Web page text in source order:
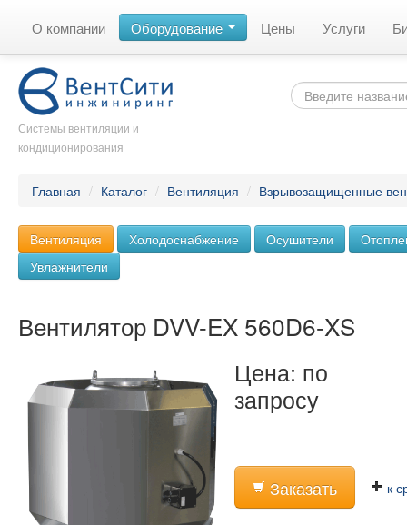
О компании Оборудование Цены Услуги
Системы вентиляции и
кондиционирования
Главная / Каталог / Вентиляция / Взрывозащищенные
Вентиляция Холодоснабжение Осушители
Увлажнители
Вентилятор DVV-EX 560D6-XS
Цена: по
запросу
Заказать к